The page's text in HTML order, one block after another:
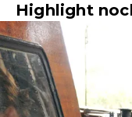
Highlight